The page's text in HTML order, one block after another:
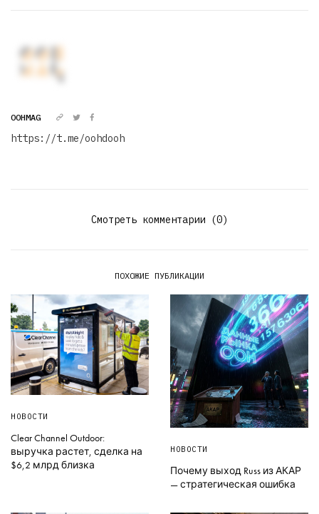
OOHMAG
https://t.me/oohdooh
Смотреть комментарии (0)
ПОХОЖИЕ ПУБЛИКАЦИИ
НОВОСТИ
Clear Channel Outdoor:
выручка растет, сделка на
$6,2 млрд близка
НОВОСТИ
Почему выход Russ из АКАР
— стратегическая ошибка